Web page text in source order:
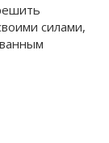
силами,